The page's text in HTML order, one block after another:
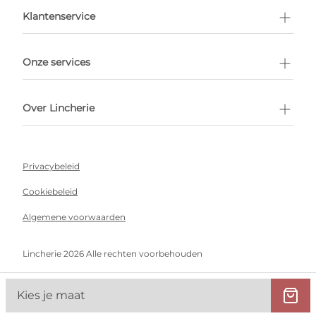
Kies je maat
afspraak
Klantenservice
Onze services
Over Lincherie
Privacybeleid
Cookiebeleid
Algemene voorwaarden
Lincherie 2026 Alle rechten voorbehouden